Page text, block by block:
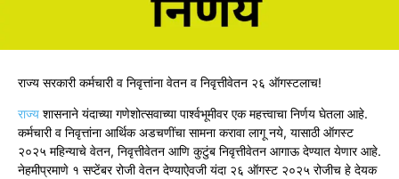
राज्य सरकारी कर्मचारी व निवृत्तांना वेतन व निवृत्तीवेतन २६ ऑगस्टलाच!
राज्य शासनाने यंदाच्या गणेशोत्सवाच्या पार्श्वभूमीवर एक महत्त्वाचा निर्णय घेतला आहे.
कर्मचारी व निवृत्तांना आर्थिक अडचणींचा सामना करावा लागू नये, यासाठी ऑगस्ट
२०२५ महिन्याचे वेतन, निवृत्तीवेतन आणि कुटुंब निवृत्तीवेतन आगाऊ देण्यात येणार आहे.
नेहमीप्रमाणे १ सप्टेंबर रोजी वेतन देण्याऐवजी यंदा २६ ऑगस्ट २०२५ रोजीच हे देयक